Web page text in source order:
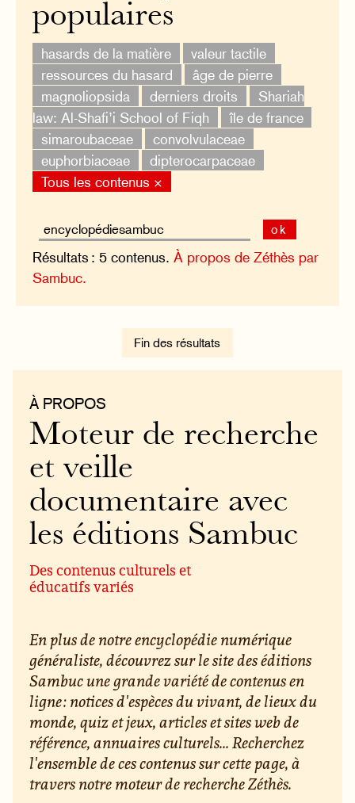
populaires
hasards de la matière
valeur tactile
ressources du hasard
âge de pierre
magnoliopsida
derniers droits
Shariah
law: Al-Shafi’i School of Fiqh
île de france
simaroubaceae
convolvulaceae
euphorbiaceae
dipterocarpaceae
Tous les contenus ×
ok
Résultats : 5 contenus.À propos de Zéthès par
Sambuc.
Fin des résultats
À PROPOS
Moteur de recherche
et veille
documentaire avec
les éditions Sambuc
Des contenus culturels et
éducatifs variés
En plus de notre encyclopédie numérique
généraliste, découvrez sur le site des éditions
Sambuc une grande variété de contenus en
ligne : notices d'espèces du vivant, de lieux du
monde, quiz et jeux, articles et sites web de
référence, annuaires culturels... Recherchez
l'ensemble de ces contenus sur cette page, à
travers notre moteur de recherche Zéthès.